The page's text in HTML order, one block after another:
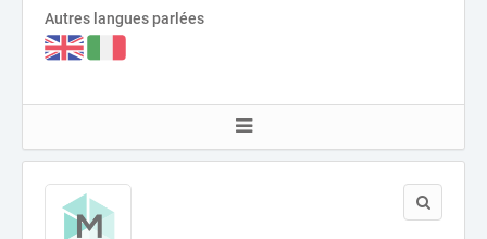
Autres langues parlées